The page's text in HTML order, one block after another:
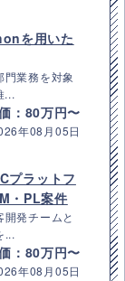
を用いた
業務を対象
...
：80万円〜
年08月05日
プラットフ
・PL案件
発チームと
...
：80万円〜
年08月05日